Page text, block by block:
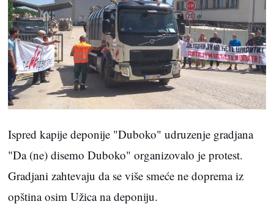
Ispred kapije deponije "Duboko" udruzenje gradjana
"Da (ne) disemo Duboko" organizovalo je protest.
Gradjani zahtevaju da se više smeće ne doprema iz
opština osim Užica na deponiju.